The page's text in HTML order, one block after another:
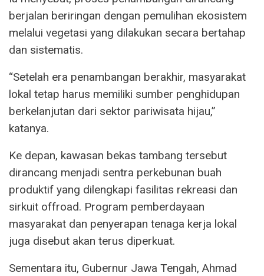
berjalan beriringan dengan pemulihan ekosistem
melalui vegetasi yang dilakukan secara bertahap
dan sistematis.
“Setelah era penambangan berakhir, masyarakat
lokal tetap harus memiliki sumber penghidupan
berkelanjutan dari sektor pariwisata hijau,”
katanya.
Ke depan, kawasan bekas tambang tersebut
dirancang menjadi sentra perkebunan buah
produktif yang dilengkapi fasilitas rekreasi dan
sirkuit offroad. Program pemberdayaan
masyarakat dan penyerapan tenaga kerja lokal
juga disebut akan terus diperkuat.
Sementara itu, Gubernur Jawa Tengah, Ahmad